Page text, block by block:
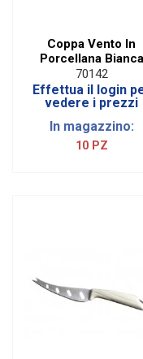
Coppa Vento In
Porcellana Bianca
70142
Effettua il login
vedere i prezzi
In magazzino:
10 PZ